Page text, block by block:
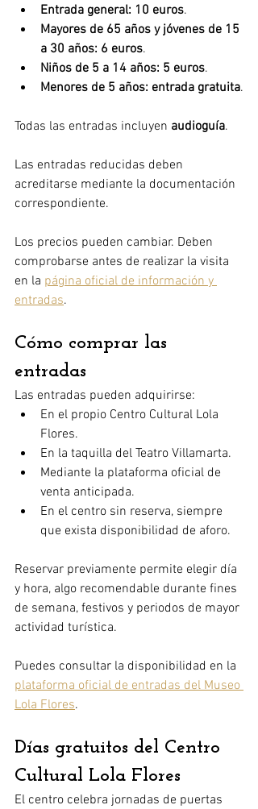
Entrada general: 10 euros.
Mayores de 65 años y jóvenes de 15
a 30 años: 6 euros.
Niños de 5 a 14 años: 5 euros.
Menores de 5 años: entrada gratuita.
Todas las entradas incluyen audioguía.
Las entradas reducidas deben
acreditarse mediante la documentación
correspondiente.
Los precios pueden cambiar. Deben
comprobarse antes de realizar la visita
en la página oficial de información y
entradas.
Cómo comprar las
entradas
Las entradas pueden adquirirse:
En el propio Centro Cultural Lola
Flores.
En la taquilla del Teatro Villamarta.
Mediante la plataforma oficial de
venta anticipada.
En el centro sin reserva, siempre
que exista disponibilidad de aforo.
Reservar previamente permite elegir día
y hora, algo recomendable durante fines
de semana, festivos y periodos de mayor
actividad turística.
Puedes consultar la disponibilidad en la
plataforma oficial de entradas del Museo
Lola Flores.
Días gratuitos del Centro
Cultural Lola Flores
El centro celebra jornadas de puertas